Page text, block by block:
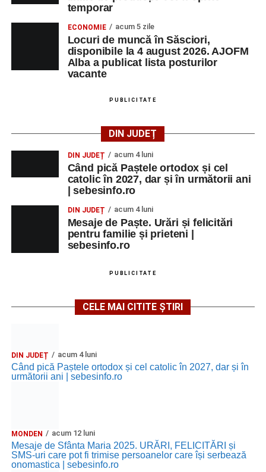
temporar
ECONOMIE acum 5 zile
Locuri de muncă în Săsciori,
disponibile la 4 august 2026. AJOFM
Alba a publicat lista posturilor
vacante
PUBLICITATE
DIN JUDEȚ
DIN JUDEȚ acum 4 luni
Când pică Paștele ortodox și cel
catolic în 2027, dar și în următorii ani
| sebesinfo.ro
DIN JUDEȚ acum 4 luni
Mesaje de Paște. Urări și felicitări
pentru familie și prieteni |
sebesinfo.ro
PUBLICITATE
CELE MAI CITITE ȘTIRI
DIN JUDEȚ acum 4 luni
Când pică Paștele ortodox și cel catolic în 2027, dar și în
următorii ani | sebesinfo.ro
MONDEN acum 12 luni
Mesaje de Sfânta Maria 2025. URĂRI, FELICITĂRI și
SMS-uri care pot fi trimise persoanelor care își serbează
onomastica | sebesinfo.ro